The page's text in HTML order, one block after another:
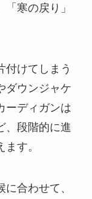
寒の戻り」
付けてしまう
ダウンジャケ
ーディガンは
、段階的に進
す。
合わせて、